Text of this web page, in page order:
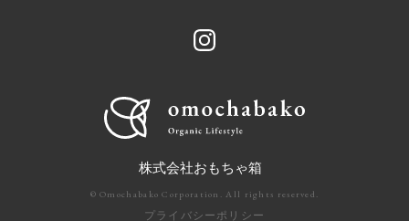
株式会社おもちゃ箱
© Omochabako Corporation. All rights reserved.
プライバシーポリシー